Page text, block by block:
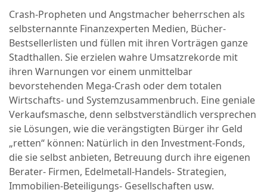
Crash-Propheten und Angstmacher beherrschen als
selbsternannte Finanzexperten Medien, Bücher-
Bestsellerlisten und füllen mit ihren Vorträgen ganze
Stadthallen. Sie erzielen wahre Umsatzrekorde mit
ihren Warnungen vor einem unmittelbar
bevorstehenden Mega-Crash oder dem totalen
Wirtschafts- und Systemzusammenbruch. Eine geniale
Verkaufsmasche, denn selbstverständlich versprechen
sie Lösungen, wie die verängstigten Bürger ihr Geld
„retten“ können: Natürlich in den Investment-Fonds,
die sie selbst anbieten, Betreuung durch ihre eigenen
Berater- Firmen, Edelmetall-Handels- Strategien,
Immobilien-Beteiligungs- Gesellschaften usw.